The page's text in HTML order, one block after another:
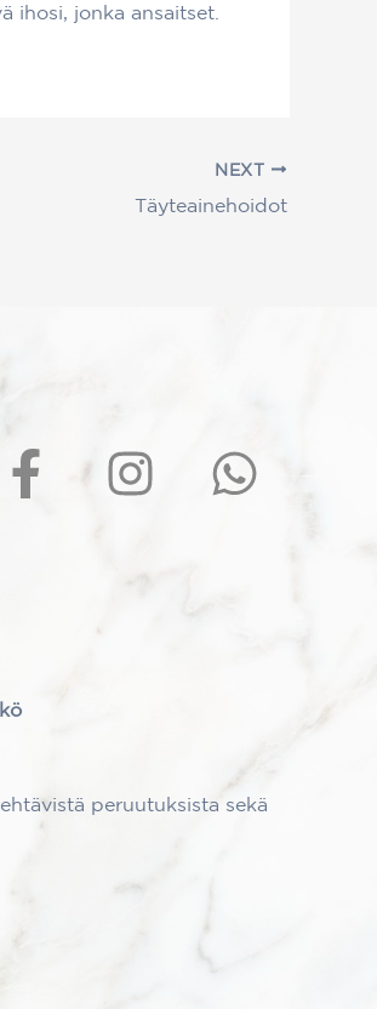
ihosi, jonka ansaitset.
NEXT
Täyteainehoidot
peruutuksista sekä